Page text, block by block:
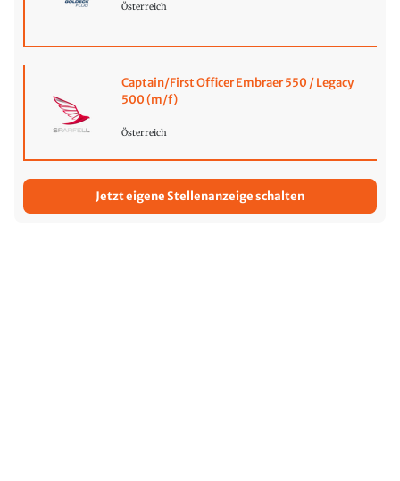
Österreich
Captain/First Officer Embraer 550 / Legacy
500 (m/f)
Österreich
Jetzt eigene Stellenanzeige schalten